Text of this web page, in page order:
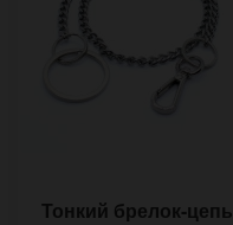
Тонкий брелок-цепь